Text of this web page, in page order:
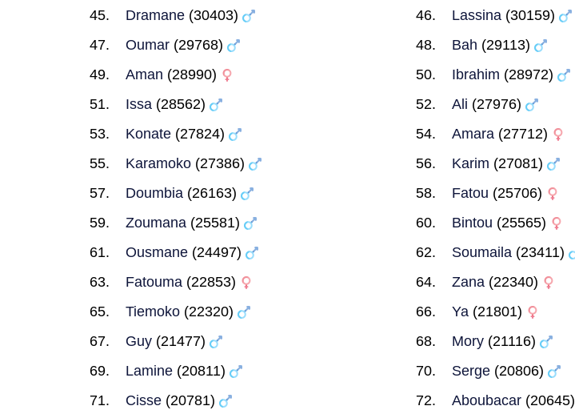
Dramane (30403) Lassina(30159)
Oumar (29768) Bah (29113)
Aman (28990) Ibrahim (28972)
Issa (28562) Ali (27976)
Konate (27824) Amara(27712)
Karamoko (27386) Karim (27081)
Doumbia (26163) Fatou (25706)
Zoumana (25581) Bintou (25565)
Ousmane (24497) Soumaila(23411)
Fatouma (22853) Zana(22340)
Tiemoko (22320) Ya(21801)
Guy (21477) Mory(21116)
Lamine (20811) Serge(20806)
Cisse (20781) Aboubacar(20645)